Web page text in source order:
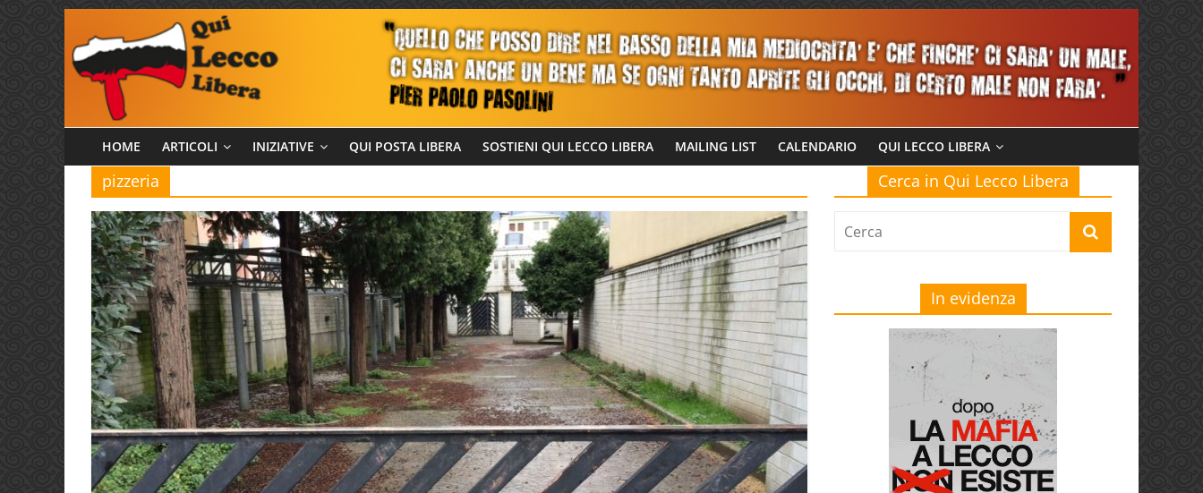
contenuto
Qui
Lecco
Libera
HOME ARTICOLI INIZIATIVE QUI POSTA LIBERA SOSTIENI QUI LECCO LIBERA MAILING LIST CALENDARIO QUI LECCO LIBERA
pizzeria Cerca in Qui Lecco Libera
In evidenza